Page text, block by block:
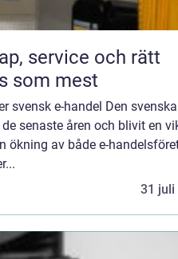
som mest
svensk e-handel Den
senaste åren och blivit en
ökning av både e-
31 juli